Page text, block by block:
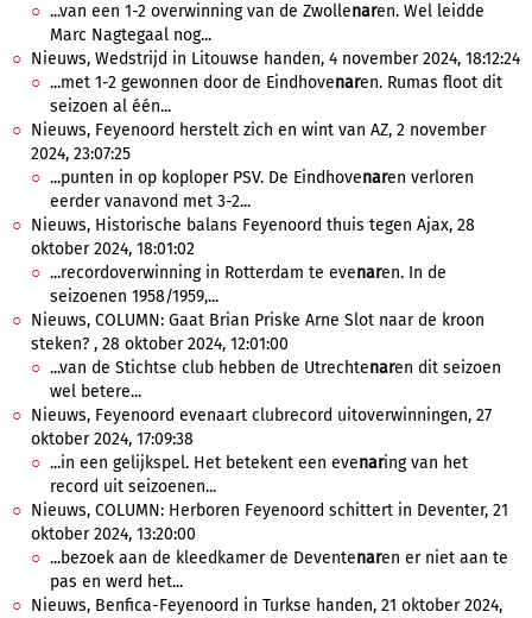
...van een 1-2 overwinning van de Zwollenaren. Wel leidde
Marc Nagtegaal nog...
Nieuws, Wedstrijd in Litouwse handen, 4 november 2024, 18:12:24
...met 1-2 gewonnen door de Eindhovenaren. Rumas floot dit
seizoen al één...
Nieuws, Feyenoord herstelt zich en wint van AZ, 2 november
2024, 23:07:25
...punten in op koploper PSV. De Eindhovenaren verloren
eerder vanavond met 3-2...
Nieuws, Historische balans Feyenoord thuis tegen Ajax, 28
oktober 2024, 18:01:02
...recordoverwinning in Rotterdam te evenaren. In de
seizoenen 1958/1959,...
Nieuws, COLUMN: Gaat Brian Priske Arne Slot naar de kroon
steken? , 28 oktober 2024, 12:01:00
...van de Stichtse club hebben de Utrechtenaren dit seizoen
wel betere...
Nieuws, Feyenoord evenaart clubrecord uitoverwinningen, 27
oktober 2024, 17:09:38
...in een gelijkspel. Het betekent een evenaring van het
record uit seizoenen...
Nieuws, COLUMN: Herboren Feyenoord schittert in Deventer, 21
oktober 2024, 13:20:00
...bezoek aan de kleedkamer de Deventenaren er niet aan te
pas en werd het...
Nieuws, Benfica-Feyenoord in Turkse handen, 21 oktober 2024,